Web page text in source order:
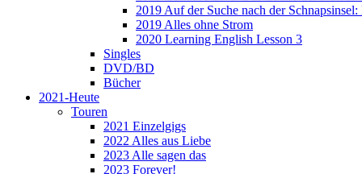
2019 Auf der Suche nach der
2019 Alles ohne Strom
2020 Learning English Lesson 3
Singles
DVD/BD
Bücher
2021-Heute
Touren
2021 Einzelgigs
2022 Alles aus Liebe
2023 Alle sagen das
2023 Forever!